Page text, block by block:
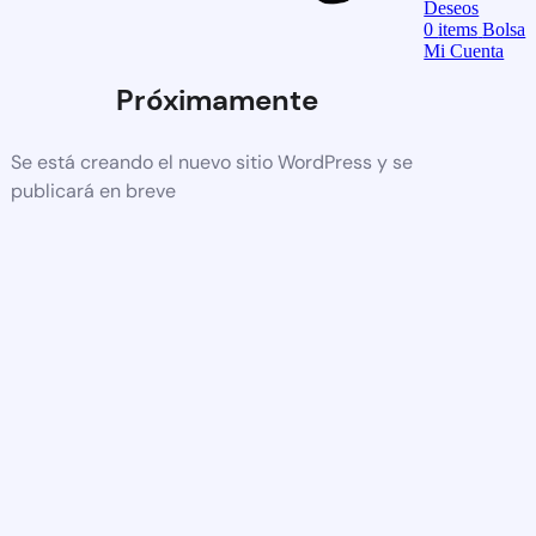
Próximamente
Se está creando el nuevo sitio WordPress y se
publicará en breve
Deseos
0items Bolsa
Mi Cuenta